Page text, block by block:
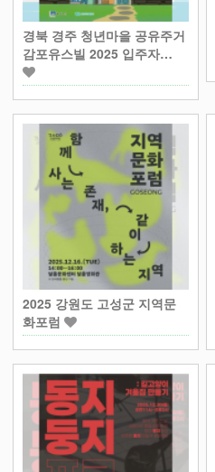
경북 경주 청년마을 공유주거
감포유스빌 2025 입주자…
2025 강원도 고성군 지역문
화포럼